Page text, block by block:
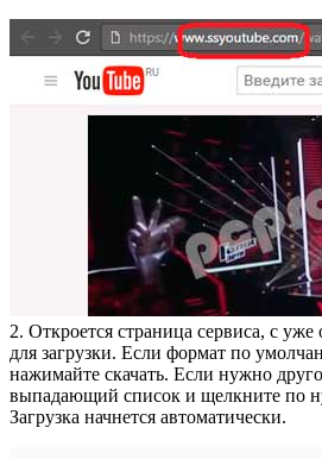
2. Откроется страница сервиса, с
для загрузки. Если формат по
нажимайте скачать. Если нужно
выпадающий список и щелкните по
Загрузка начнется автоматически.